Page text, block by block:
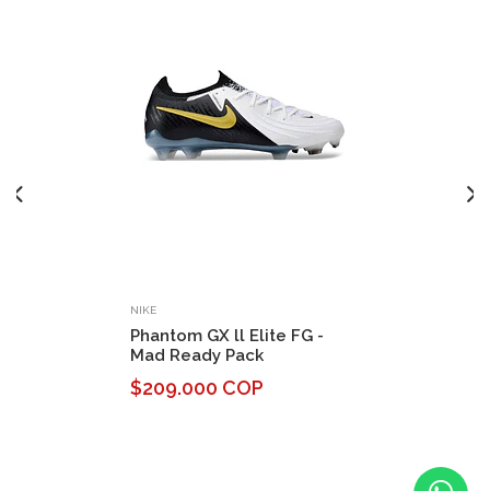
NIKE
Phantom GX ll Elite FG -
Mad Ready Pack
$209.000 COP